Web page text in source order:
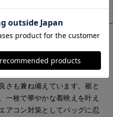
詳細 購入レビュー
タート！詳しくはこちら
さも兼ね備えています。裾と
一枚で華やかな着映えを叶え
アコン対策としてバッグに忍